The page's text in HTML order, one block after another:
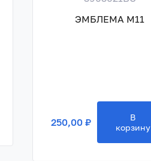
ЭМБЛЕМА M11
250,00 ₽
В
корзину